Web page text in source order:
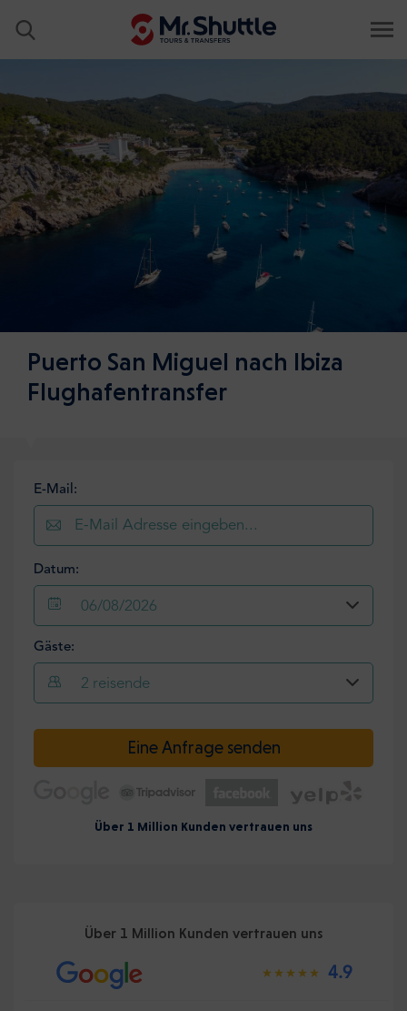
Puerto San Miguel nach Ibiza
Flughafentransfer
E-Mail:
Datum:
06/08/2026
Gäste:
2 reisende
Eine Anfrage senden
Über 1 Million Kunden vertrauen uns
Über 1 Million Kunden vertrauen uns
4.9